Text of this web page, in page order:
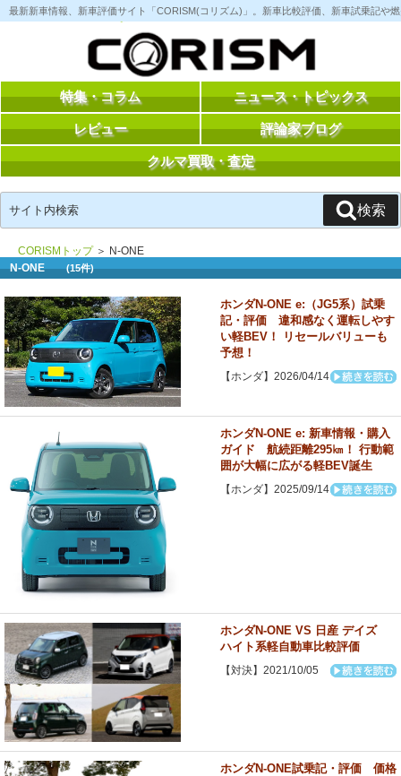
コ
ン
へ
最新新車情報、新車評価サイト「CORISM(コリズム)」。新車比較評価、新車試乗記や
特集・コラム ニュース・トピックス
レビュー 評論家ブログ
クルマ買取・査定
索:
検索
CORISMトップ＞ N-ONE
N-ONE(15件)
ホンダN-ONE e:（JG5系）試乗
記・評価 違和感なく運転しやす
い軽BEV！ リセールバリューも
予想！
【ホンダ】2026/04/14
ホンダN-ONE e: 新車情報・購入
ガイド 航続距離295㎞！ 行動範
囲が大幅に広がる軽BEV誕生
【ホンダ】2025/09/14
ホンダN-ONE VS 日産 デイズ
ハイト系軽自動車比較評価
【対決】2021/10/05
ホンダN-ONE試乗記・評価 価格